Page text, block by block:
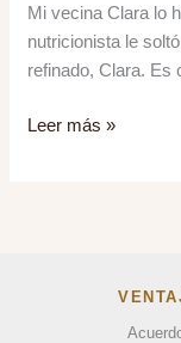
Mi vecina Clara lo
nutricionista le
refinado, Clara. Es
Espelta,
Leer más »